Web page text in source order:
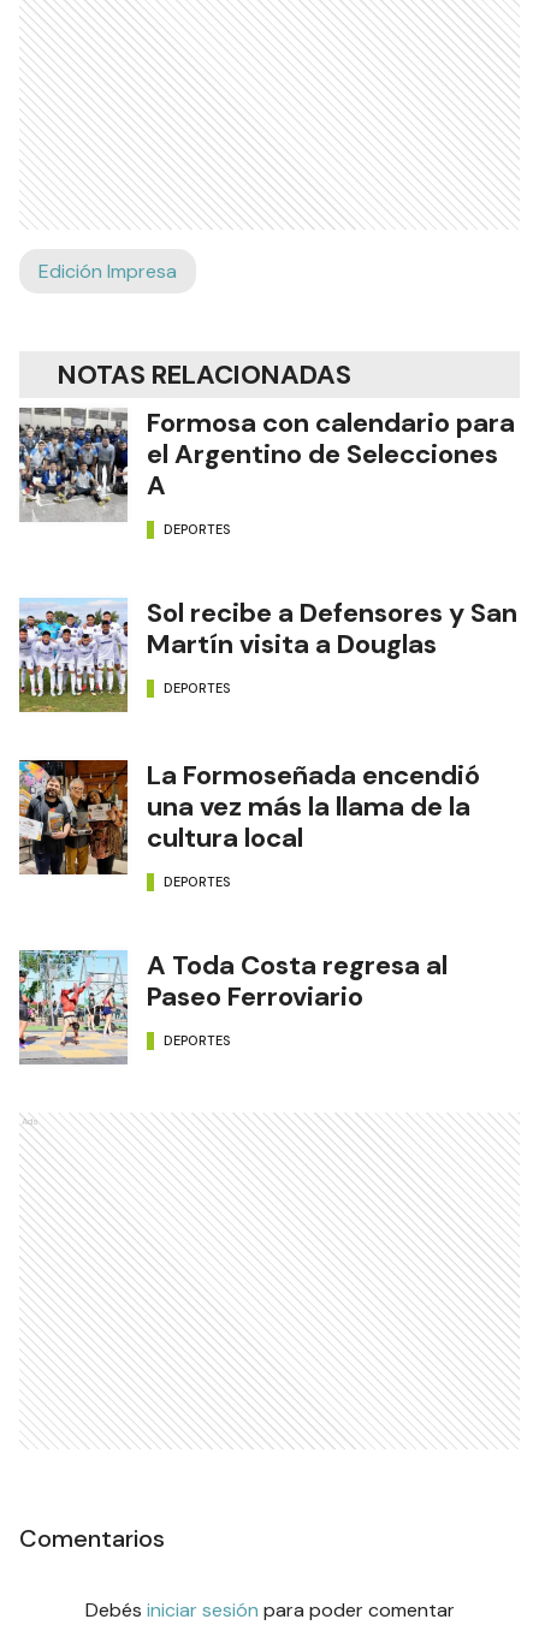
Edición Impresa
NOTAS RELACIONADAS
Formosa con calendario para
el Argentino de Selecciones
A
DEPORTES
Sol recibe a Defensores y San
Martín visita a Douglas
DEPORTES
La Formoseñada encendió
una vez más la llama de la
cultura local
DEPORTES
A Toda Costa regresa al
Paseo Ferroviario
DEPORTES
Ads
Comentarios
Debés iniciar sesión para poder comentar